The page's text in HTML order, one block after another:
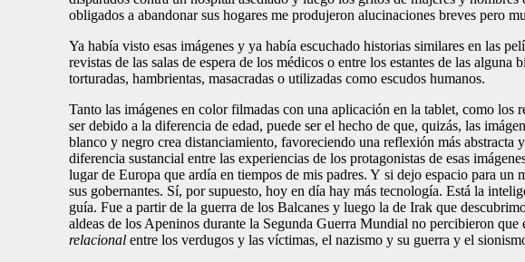
obligados a abandonar sus hogares me produjeron alucinaciones breves pero
Ya había visto esas imágenes y ya había escuchado historias similares en las
revistas de las salas de espera de los médicos o entre los estantes de las
torturadas, hambrientas, masacradas o utilizadas como escudos humanos.
Tanto las imágenes en color filmadas con una aplicación en la tablet, como los
ser debido a la diferencia de edad, puede ser el hecho de que, quizás, las
blanco y negro crea distanciamiento, favoreciendo una reflexión más
diferencia sustancial entre las experiencias de los protagonistas de esas
lugar de Europa que ardía en tiempos de mis padres. Y si dejo espacio para
sus gobernantes. Sí, por supuesto, hoy en día hay más tecnología. Está la
guía. Fue a partir de la guerra de los Balcanes y luego la de Irak que
aldeas de los Apeninos durante la Segunda Guerra Mundial no percibieron
relacional entre los verdugos y las víctimas, el nazismo y su guerra y el